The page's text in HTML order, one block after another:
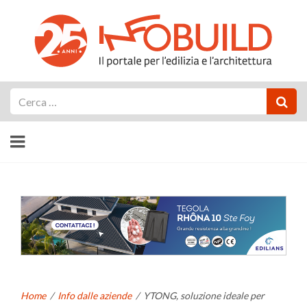
Home / Info dalle aziende / YTONG, soluzione ideale per